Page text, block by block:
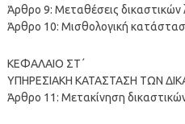
Άρθρο 9: Μεταθέσεις
Άρθρο 10: Μισθολογική
ΚΕΦΑΛΑΙΟ ΣΤ΄
ΥΠΗΡΕΣΙΑΚΗ ΚΑΤΑΣΤΑΣΗ ΤΩΝ
Άρθρο 11: Μετακίνηση